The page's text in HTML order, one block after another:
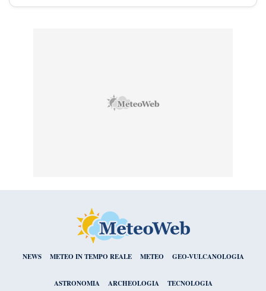
NEWS METEO IN TEMPO REALE METEO GEO-VULCANOLOGIA
ASTRONOMIA ARCHEOLOGIA TECNOLOGIA